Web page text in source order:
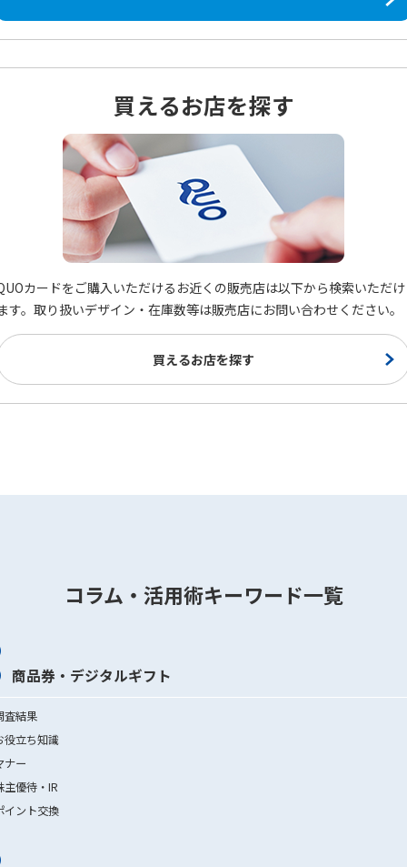
買えるお店を探す
カードをご購入いただけるお近くの販売店は以下から検索いただけ
す。取り扱いデザイン・在庫数等は販売店にお問い合わせください。
買えるお店を探す
コラム・活用術キーワード一覧
商品券・デジタルギフト
査結果
役立ち知識
ナー
主優待・IR
イント交換